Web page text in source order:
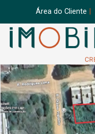
Área do Cliente